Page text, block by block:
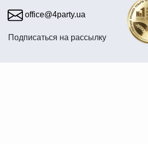
office@4party.ua
Подписаться на рассылку